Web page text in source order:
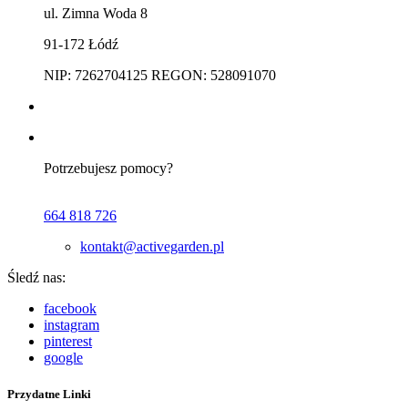
ul. Zimna Woda 8
91-172 Łódź
NIP: 7262704125 REGON: 528091070
Potrzebujesz pomocy?
664 818 726
kontakt@activegarden.pl
Śledź nas:
facebook
instagram
pinterest
google
Przydatne Linki